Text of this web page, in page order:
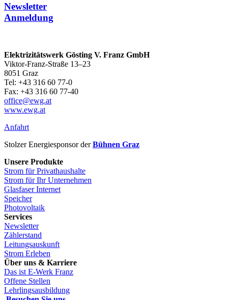
Newsletter
Anmeldung
Elektrizitätswerk Gösting V. Franz GmbH
Viktor-Franz-Straße 13–23
8051 Graz
Tel: +43 316 60 77-0
Fax: +43 316 60 77-40
office@ewg.at
www.ewg.at
Anfahrt
Stolzer Energiesponsor derBühnen Graz
Unsere Produkte
Strom für Privathaushalte
Strom für Ihr Unternehmen
Glasfaser Internet
Speicher
Photovoltaik
Services
Newsletter
Zählerstand
Leitungsauskunft
Strom Erleben
Über uns & Karriere
Das ist E-Werk Franz
Offene Stellen
Lehrlingsausbildung